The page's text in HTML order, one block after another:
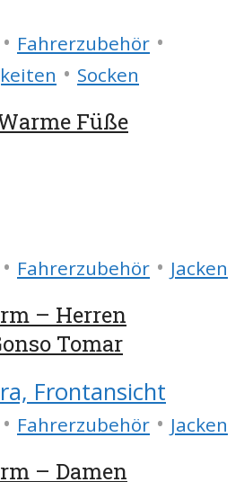
• Fahrerzubehör •
• Socken
Füße
• Fahrerzubehör • Jacken
– Herren
Tomar
• Fahrerzubehör • Jacken
– Damen